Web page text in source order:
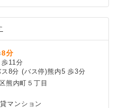
8分
11分
8分 (バス停)熊内5 歩3分
熊内町５丁目
マンション